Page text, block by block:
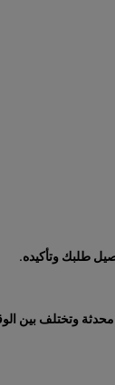
طلبك وتأكيده.
محدثة وتختلف بين